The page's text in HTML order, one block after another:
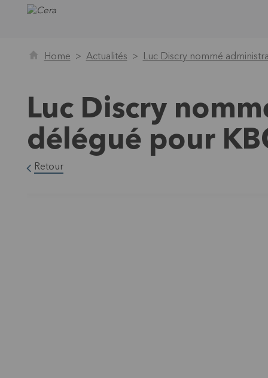
Home Actualités Luc Discry nommé
Luc Discry
délégué pour
Retour